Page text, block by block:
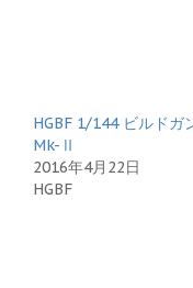
HGBF 1/144 ビルドガ
Mk-Ⅱ
2016年4月22日
HGBF